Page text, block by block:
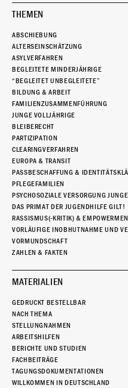
THEMEN
ABSCHIEBUNG
ALTERSEINSCHÄTZUNG
ASYLVERFAHREN
BEGLEITETE MINDERJÄHRIGE
“BEGLEITET UNBEGLEITETE”
BILDUNG & ARBEIT
FAMILIENZUSAMMENFÜHRUNG
JUNGE VOLLJÄHRIGE
BLEIBERECHT
PARTIZIPATION
CLEARINGVERFAHREN
EUROPA & TRANSIT
PASSBESCHAFFUNG &
PFLEGEFAMILIEN
PSYCHOSOZIALE VERSORGUNG
DAS PRIMAT DER JUGENDHILFE GILT!
RASSISMUS(-KRITIK) &
VORLÄUFIGE INOBHUTNAHME UND
VORMUNDSCHAFT
ZAHLEN & FAKTEN
MATERIALIEN
GEDRUCKT BESTELLBAR
NACH THEMA
STELLUNGNAHMEN
ARBEITSHILFEN
BERICHTE UND STUDIEN
FACHBEITRÄGE
TAGUNGSDOKUMENTATIONEN
WILLKOMMEN IN DEUTSCHLAND